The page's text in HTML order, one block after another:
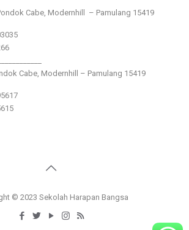
Cabe, Modernhill – Pamulang 15419
Cabe, Modernhill – Pamulang 15419
© 2023 Sekolah Harapan Bangsa